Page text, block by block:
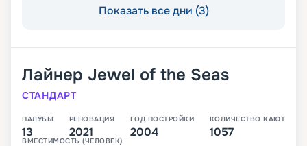
Показать все дни (3)
Лайнер Jewel of the Seas
СТАНДАРТ
ПАЛУБЫ
13
РЕНОВАЦИЯ
2021
ГОД ПОСТРОЙКИ
2004
КОЛИЧЕСТВО КАЮТ
1057
ВМЕСТИМОСТЬ (ЧЕЛОВЕК)